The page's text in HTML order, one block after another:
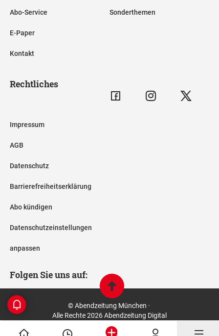
Abo-Service
E-Paper
Kontakt
Sonderthemen
Rechtliches
Impressum
AGB
Datenschutz
Barrierefreiheitserklärung
Abo kündigen
Datenschutzeinstellungen
anpassen
Folgen Sie uns auf:
© Abendzeitung München ·
Alle Rechte 2026 Abendzeitung Digital